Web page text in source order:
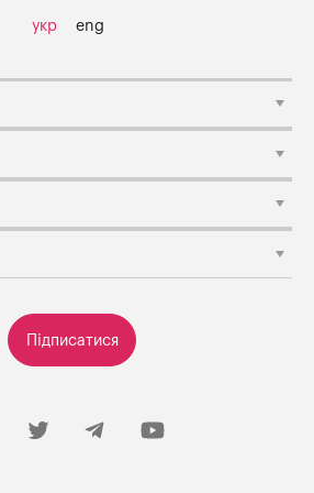
укр eng
Підписатися